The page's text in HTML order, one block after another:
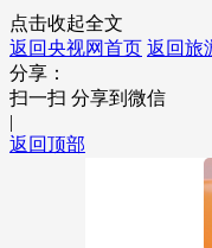
点击收起全文
返回央视网首页 返回旅
分享：
扫一扫 分享到微信
|
返回顶部